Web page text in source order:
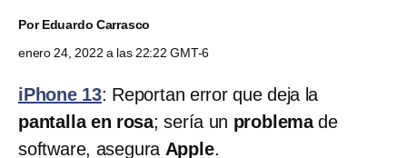
PorEduardo Carrasco
enero 24, 2022 a las 22:22 GMT-6
iPhone 13: Reportan error que deja la
pantalla en rosa; sería un problemade
software, asegura Apple.